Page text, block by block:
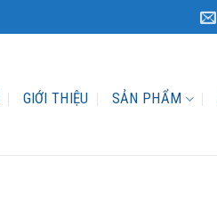
GIỚI THIỆU SẢN PHẨM